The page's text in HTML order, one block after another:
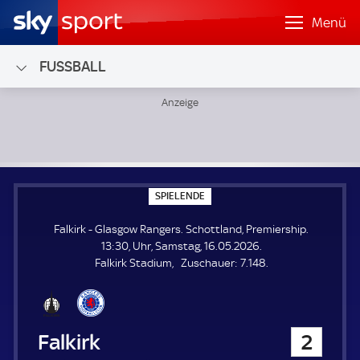
Menü
FUSSBALL
SPIELENDE
P
E
L
E
N
Falkirk - Glasgow Rangers. Schottland, Premiership.
13:30, Uhr, Samstag, 16.05.2026.
Falkirk Stadium
Zuschauer: Z
7.148.
Falkirk 2